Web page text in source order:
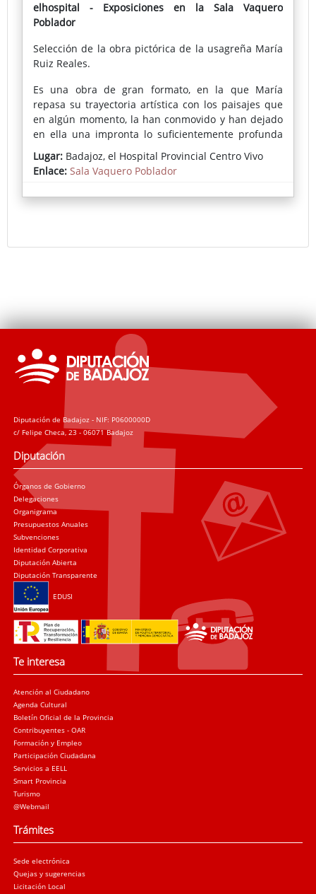
elhospital - Exposiciones en la Sala Vaquero
Poblador
Selección de la obra pictórica de la usagreña María
Ruiz Reales.
Es una obra de gran formato, en la que María
repasa su trayectoria artística con los paisajes que
en algún momento, la han conmovido y han dejado
en ella una impronta lo suficientemente profunda
como para expresarlo en sus creaciones. Como ella
misma explica, son el gesto, el grafismo, la mancha y
la materia sus medios de expresión y de
comunicación con quienes visiten su exposición en
Lugar: Badajoz, el Hospital Provincial Centro Vivo
Enlace: Sala Vaquero Poblador
Diputación de Badajoz - NIF: P0600000D
c/ Felipe Checa, 23 - 06071 Badajoz
Diputación
Órganos de Gobierno
Delegaciones
Organigrama
Presupuestos Anuales
Subvenciones
Identidad Corporativa
Diputación Abierta
Diputación Transparente
EDUSI
Te interesa
Atención al Ciudadano
Agenda Cultural
Boletín Oficial de la Provincia
Contribuyentes - OAR
Formación y Empleo
Participación Ciudadana
Servicios a EELL
Smart Provincia
Turismo
@Webmail
Trámites
Sede electrónica
Quejas y sugerencias
Licitación Local